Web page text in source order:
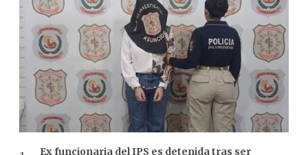
Ex funcionaria del IPS es detenida tras ser